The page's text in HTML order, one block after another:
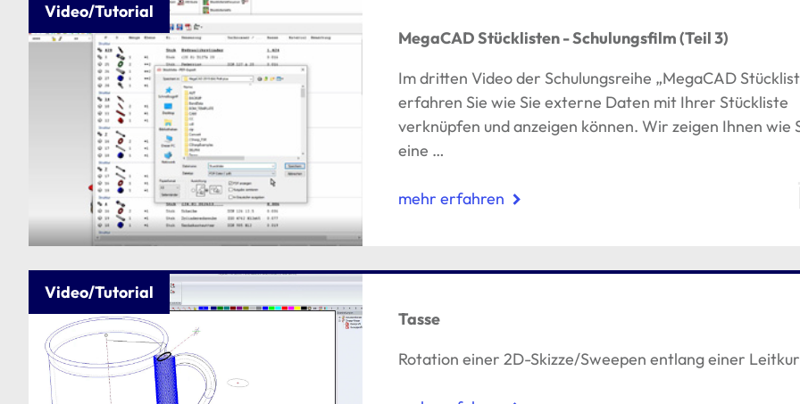
Video/Tutorial
MegaCAD Stücklisten - Schulungsfilm (Teil 3)
Im dritten Video der Schulungsreihe „MegaCAD
erfahren Sie wie Sie externe Daten mit Ihrer Stückliste
verknüpfen und anzeigen können. Wir zeigen Ihnen wie
eine …
mehr erfahren
Video/Tutorial
Tasse
Rotation einer 2D-Skizze/Sweepen entlang einer